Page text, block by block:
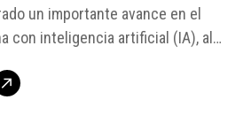
un importante avance en el
con inteligencia artificial (IA), al
por Shanghai MicroPort